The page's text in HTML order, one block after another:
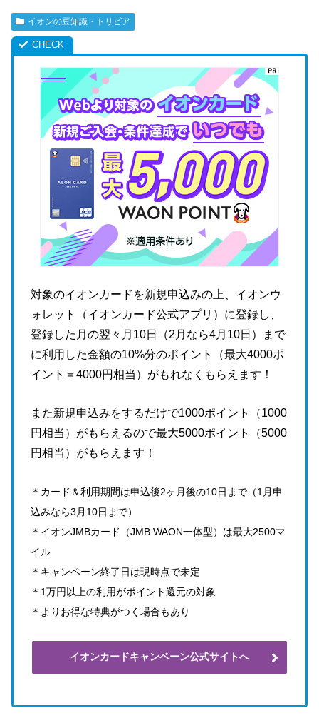
イオンの豆知識・トリビア
対象のイオンカードを新規申込みの上、イオンウ
ォレット（イオンカード公式アプリ）に登録し、
登録した月の翌々月10日（2月なら4月10日）まで
に利用した金額の10%分のポイント（最大4000ポ
イント＝4000円相当）がもれなくもらえます！
また新規申込みをするだけで1000ポイント（1000
円相当）がもらえるので最大5000ポイント（5000
円相当）がもらえます！
＊カード＆利用期間は申込後2ヶ月後の10日まで（1月申
込みなら3月10日まで）
＊イオンJMBカード（JMB WAON一体型）は最大2500マ
イル
＊キャンペーン終了日は現時点で未定
＊1万円以上の利用がポイント還元の対象
＊よりお得な特典がつく場合もあり
イオンカードキャンペーン公式サイトへ